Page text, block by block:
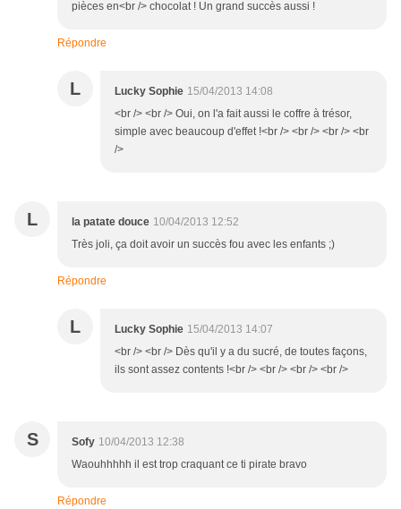
pièces en<br /> chocolat ! Un grand succès aussi !
Répondre
L Lucky Sophie 15/04/2013 14:08
<br /> <br /> Oui, on l'a fait aussi le coffre à trésor,
simple avec beaucoup d'effet !<br /> <br /> <br /> <br
/>
L la patate douce 10/04/2013 12:52
Très joli, ça doit avoir un succès fou avec les enfants ;)
Répondre
L Lucky Sophie 15/04/2013 14:07
<br /> <br /> Dès qu'il y a du sucré, de toutes façons,
ils sont assez contents !<br /> <br /> <br /> <br />
S Sofy 10/04/2013 12:38
Waouhhhhh il est trop craquant ce ti pirate bravo
Répondre